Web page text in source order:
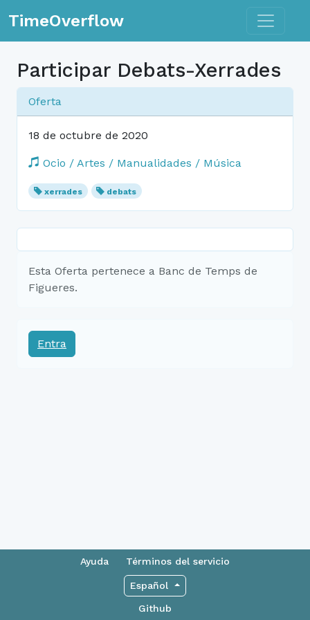
TimeOverflow Toggle
Participar Debats-Xerrades
Oferta
18 de octubre de 2020
Ocio / Artes / Manualidades / Música
xerrades debats
Esta Oferta pertenece a Banc de Temps de
Figueres.
Entra
Ayuda Términos del servicio
Español
Github